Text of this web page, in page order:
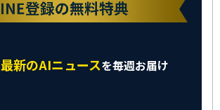
最新のAIニュースを毎週お届け